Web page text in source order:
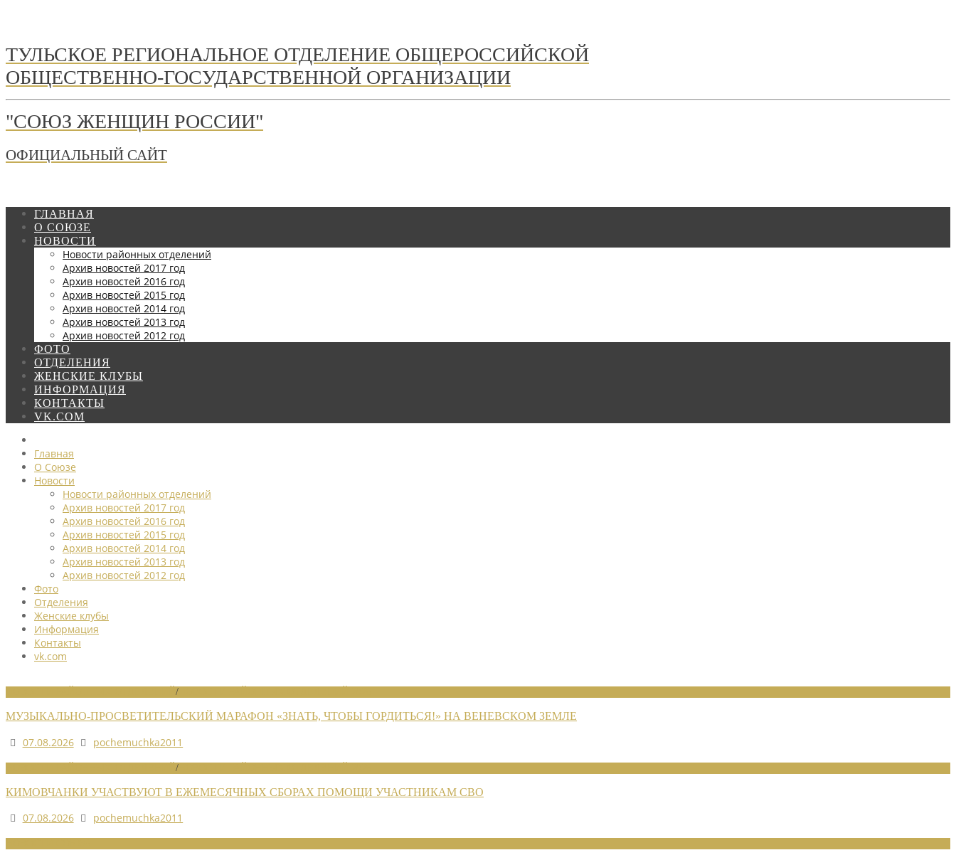
ТУЛЬСКОЕ РЕГИОНАЛЬНОЕ ОТДЕЛЕНИЕ ОБЩЕРОССИЙСКОЙ
ОБЩЕСТВЕННО-ГОСУДАРСТВЕННОЙ ОРГАНИЗАЦИИ
"СОЮЗ ЖЕНЩИН РОССИИ"
ОФИЦИАЛЬНЫЙ САЙТ
ГЛАВНАЯ
О СОЮЗЕ
НОВОСТИ
Новости районных отделений
Архив новостей 2017 год
Архив новостей 2016 год
Архив новостей 2015 год
Архив новостей 2014 год
Архив новостей 2013 год
Архив новостей 2012 год
ФОТО
ОТДЕЛЕНИЯ
ЖЕНСКИЕ КЛУБЫ
ИНФОРМАЦИЯ
КОНТАКТЫ
VK.COM
Главная
О Союзе
Новости
Новости районных отделений
Архив новостей 2017 год
Архив новостей 2016 год
Архив новостей 2015 год
Архив новостей 2014 год
Архив новостей 2013 год
Архив новостей 2012 год
Фото
Отделения
Женские клубы
Информация
Контакты
vk.com
/
МУЗЫКАЛЬНО-ПРОСВЕТИТЕЛЬСКИЙ МАРАФОН «ЗНАТЬ, ЧТОБЫ ГОРДИТЬСЯ!» НА ВЕНЕВСКОМ ЗЕМЛЕ
07.08.2026
pochemuchka2011
/
КИМОВЧАНКИ УЧАСТВУЮТ В ЕЖЕМЕСЯЧНЫХ СБОРАХ ПОМОЩИ УЧАСТНИКАМ СВО
07.08.2026
pochemuchka2011